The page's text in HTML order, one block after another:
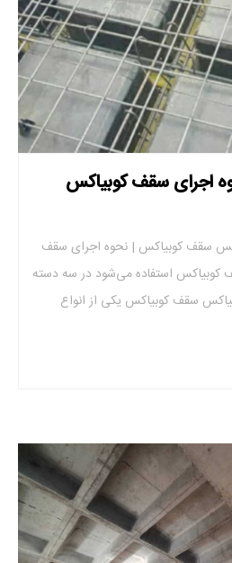
اجرای سقف کوبیاکس
سقف کوبیاکس | نحوه اجرای سقف
کوبیاکس استفاده می‌شود در سه دسته
سقف کوبیاکس یکی از انواع
بالا اجرا می‌شود و امروزه در
در این سقف، حفره‌هایی وجود دارد